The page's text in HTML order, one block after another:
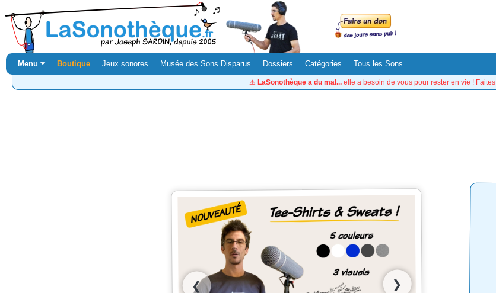
Menu ⏷ Boutique Jeux sonores Musée des Sons Disparus Dossiers Catégories Tous les Sons
⚠️ LaSonothèque a du mal... elle a besoin de vous pour rester en vie ! Faites
❮ ❯